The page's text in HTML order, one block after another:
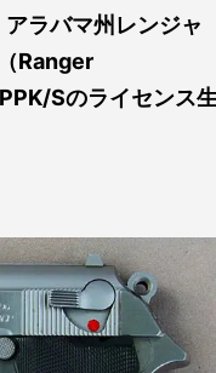
ラバマ州レンジャ
Ranger
Sのライセンス